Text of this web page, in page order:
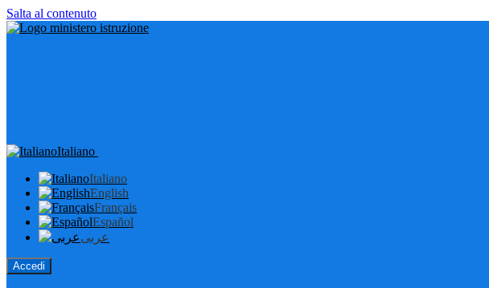
Salta al contenuto
Italiano
Italiano
English
Français
Español
عربى
Accedi